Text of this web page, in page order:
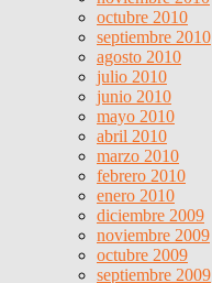
octubre 2010
septiembre 2010
agosto 2010
julio 2010
junio 2010
mayo 2010
abril 2010
marzo 2010
febrero 2010
enero 2010
diciembre 2009
noviembre 2009
octubre 2009
septiembre 2009